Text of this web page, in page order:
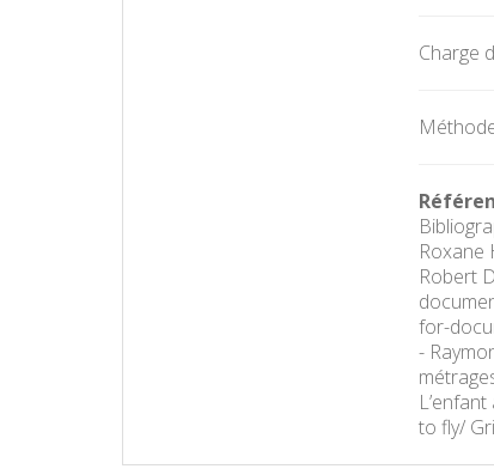
Charge
Roxane
Robert
for-
-
to fly/